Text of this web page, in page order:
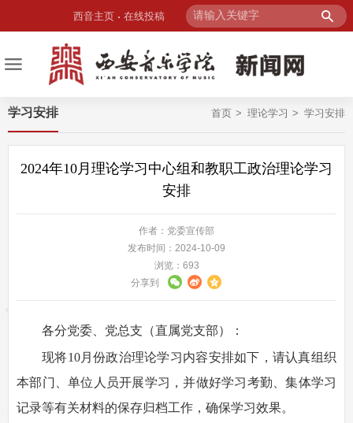
西音主页 在线投稿
首页 理论学习 学习安排
学习安排
2024年10月理论学习中心组和教职工政治理论学习
安排
作者：党委宣传部
发布时间：2024-10-09
浏览： 693
分享到
各分党委、党总支（直属党支部）：
现将10月份政治理论学习内容安排如下，请认真组织
本部门、单位人员开展学习，并做好学习考勤、集体学习
记录等有关材料的保存归档工作，确保学习效果。